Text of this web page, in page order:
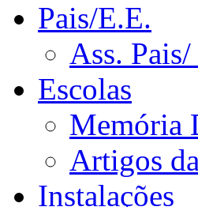
Pais/E.E.
Ass.
Escolas
Memória
Artigos
Instalações